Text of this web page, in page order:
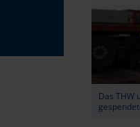
Das THW